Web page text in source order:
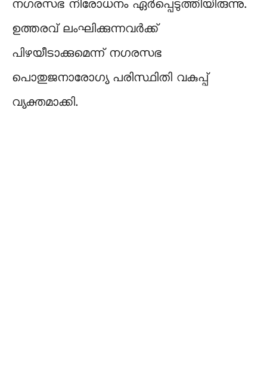
നഗരസഭ നിരോധനം ഏർപ്പെടുത്തിയിരുന്നു.
ഉത്തരവ് ലംഘിക്കുന്നവര്‍ക്ക്
പിഴയീടാക്കുമെന്ന് നഗരസഭ
പൊതുജനാരോഗ്യ പരിസ്ഥിതി വകുപ്പ്
വ്യക്തമാക്കി.